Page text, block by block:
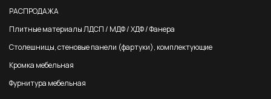
РАСПРОДАЖА
Плитные материалы ЛДСП / МДФ / ХДФ / Фанера
Столешницы, стеновые панели (фартуки), комплектующие
Кромка мебельная
Фурнитура мебельная